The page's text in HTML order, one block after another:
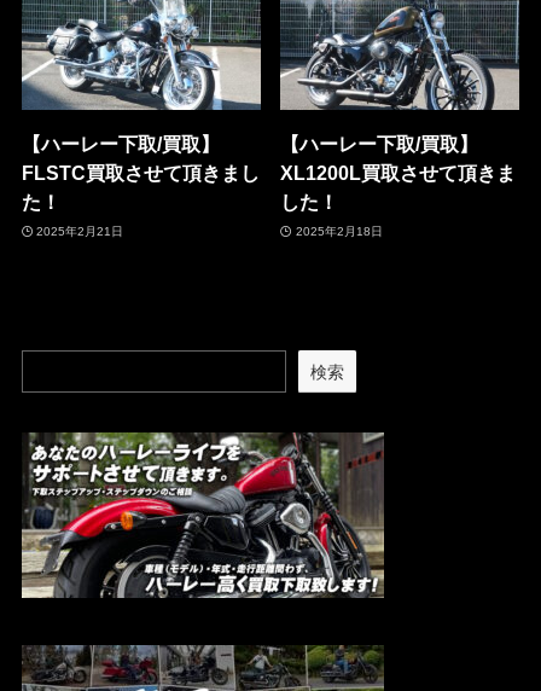
【ハーレー下取/買取】
FLSTC買取させて頂きまし
た！
2025年2月21日
【ハーレー下取/買取】
XL1200L買取させて頂きま
した！
2025年2月18日
検索